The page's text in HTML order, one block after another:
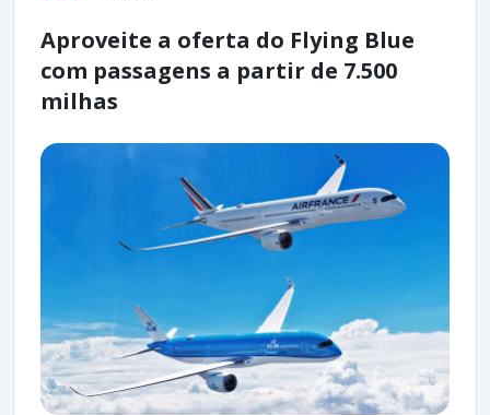
Aproveite a oferta do Flying Blue
com passagens a partir de 7.500
milhas